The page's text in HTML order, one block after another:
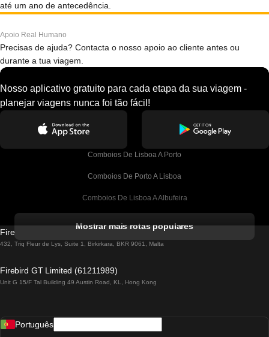
até um ano de antecedência.
Apoio Real Humano
Precisas de ajuda? Contacta o nosso apoio ao cliente antes ou
durante a tua viagem.
Nosso aplicativo gratuito para cada etapa da sua viagem -
planejar viagens nunca foi tão fácil!
Comboios De Lisboa A Porto
Comboios De Porto A Lisboa
Comboios De Lisboa A Albufeira
Comboios De Lisboa A Lagos
Comboios De Lisboa A Madrid
Mostrar mais rotas populares
Firebird GT Limited (OC 1451)
432, Triq Fleur de Lys, Suite 1, Birkirkara, BKR 9061, Malta
Firebird GT Limited (61211989)
Unit G 15/F Tal Building 49 Austin Road, KL, Hong Kong
Português